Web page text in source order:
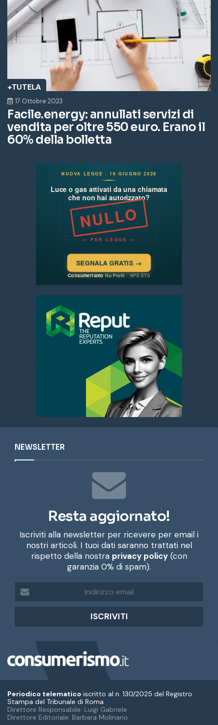
+TUTELA
17 Ottobre 2023
Facile.energy: annullati servizi di
vendita per oltre 550 euro. Erano il
60% della bolletta
NEWSLETTER
Resta aggiornato!
Iscriviti alla newsletter per ricevere per email i
nostri articoli. I tuoi dati saranno trattati nel
rispetto della nostra privacy policy(con
garanzia 0% di spam).
d
r
z
o
e
a
i
l
Periodico telematico iscritto al n. 130/2025 del Registro
Stampa del Tribunale di Roma
Direttore Responsabile: Luigi Gabriele
Direttore Editoriale: Barbara Molinario